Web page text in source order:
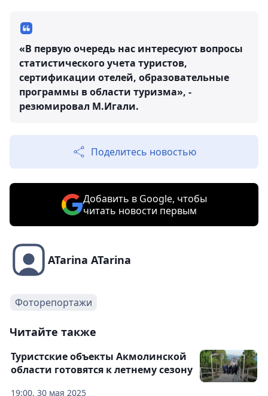
«В первую очередь нас интересуют вопросы
статистического учета туристов,
сертификации отелей, образовательные
программы в области туризма», -
резюмировал М.Игали.
Поделитесь новостью
Добавить в Google, чтобы
читать новости первым
ATarina ATarina
Фоторепортажи
Читайте также
19:00, 30 мая 2025
Туристские объекты Акмолинской
области готовятся к летнему сезону